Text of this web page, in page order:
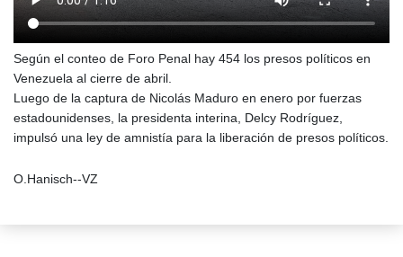
Según el conteo de Foro Penal hay 454 los presos políticos en
Venezuela al cierre de abril.
Luego de la captura de Nicolás Maduro en enero por fuerzas
estadounidenses, la presidenta interina, Delcy Rodríguez,
impulsó una ley de amnistía para la liberación de presos políticos.
O.Hanisch--VZ